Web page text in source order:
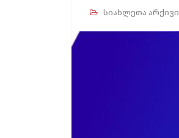
სიახლეთა არქივი